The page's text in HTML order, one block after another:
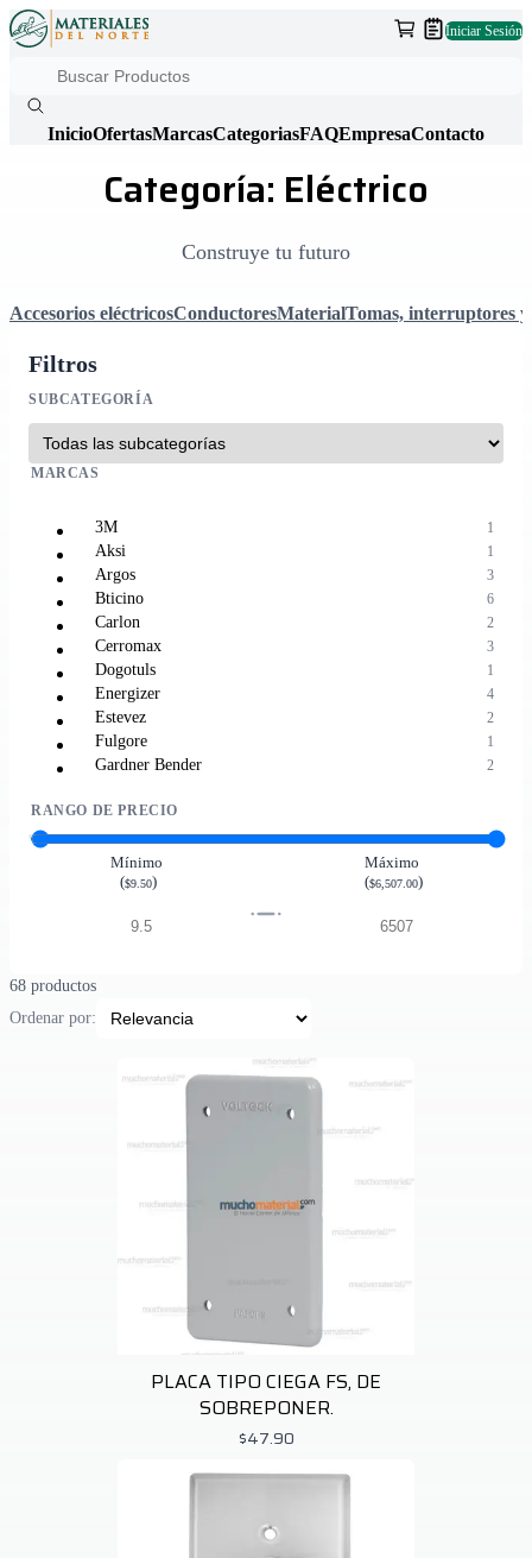
Iniciar Sesión
InicioOfertasMarcasCategoriasFAQEmpresaContacto
Categoría: Eléctrico
Construye tu futuro
Accesorios eléctricosConductoresMaterialTomas, interruptores y
Filtros
SUBCATEGORÍA
MARCAS
3M 1
Aksi 1
Argos 3
Bticino 6
Carlon 2
Cerromax 3
Dogotuls 1
Energizer 4
Estevez 2
Fulgore 1
Gardner Bender 2
Lucek
Romex 1
Sanelec
Steren
Tecnolite
Voltech
RANGO DE PRECIO
Mínimo
($9.50)
Máximo
($6,507.00)
68 productos
Ordenar por:
PLACA TIPO CIEGA FS, DE
SOBREPONER.
$47.90